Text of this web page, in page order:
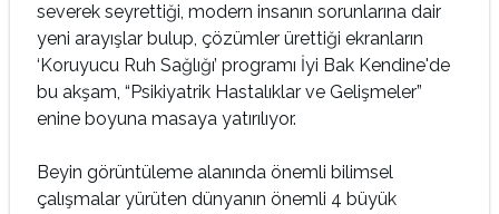
severek seyrettiği, modern insanın sorunlarına dair
yeni arayışlar bulup, çözümler ürettiği ekranların
‘Koruyucu Ruh Sağlığı’ programı İyi Bak Kendine'de
bu akşam, “Psikiyatrik Hastalıklar ve Gelişmeler”
enine boyuna masaya yatırılıyor.
Beyin görüntüleme alanında önemli bilimsel
çalışmalar yürüten dünyanın önemli 4 büyük